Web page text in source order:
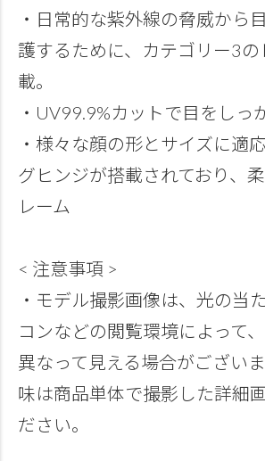
・日常的な紫外線の脅威から
護するために、カテゴリー3
載。
・UV99.9%カットで目をしっ
・様々な顔の形とサイズに適
グヒンジが搭載されており、
レーム
< 注意事項 >
・モデル撮影画像は、光の当
コンなどの閲覧環境によって
異なって見える場合がござい
味は商品単体で撮影した詳細
ださい。